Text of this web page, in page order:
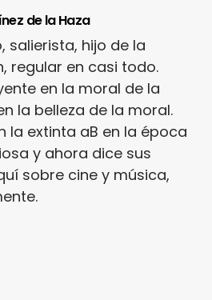
de la Haza
salierista, hijo de la
regular en casi todo.
en la moral de la
la belleza de la moral.
la extinta aB en la época
y ahora dice sus
sobre cine y música,